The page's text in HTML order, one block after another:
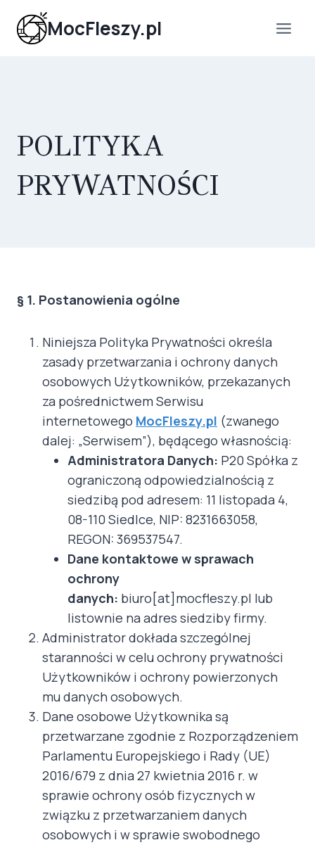
Przejdź
treści
MocFleszy.pl
POLITYKA
PRYWATNOŚCI
§ 1. Postanowienia ogólne
Niniejsza Polityka Prywatności określa
zasady przetwarzania i ochrony danych
osobowych Użytkowników, przekazanych
za pośrednictwem Serwisu
internetowego MocFleszy.pl (zwanego
dalej: „Serwisem”), będącego własnością:
Administratora Danych: P20 Spółka z
ograniczoną odpowiedzialnością z
siedzibą pod adresem: 11 listopada 4,
08-110 Siedlce, NIP: 8231663058,
REGON: 369537547.
Dane kontaktowe w sprawach
ochrony
danych: biuro[at]mocfleszy.pl lub
listownie na adres siedziby firmy.
Administrator dokłada szczególnej
staranności w celu ochrony prywatności
Użytkowników i ochrony powierzonych
mu danych osobowych.
Dane osobowe Użytkownika są
przetwarzane zgodnie z Rozporządzeniem
Parlamentu Europejskiego i Rady (UE)
2016/679 z dnia 27 kwietnia 2016 r. w
sprawie ochrony osób fizycznych w
związku z przetwarzaniem danych
osobowych i w sprawie swobodnego